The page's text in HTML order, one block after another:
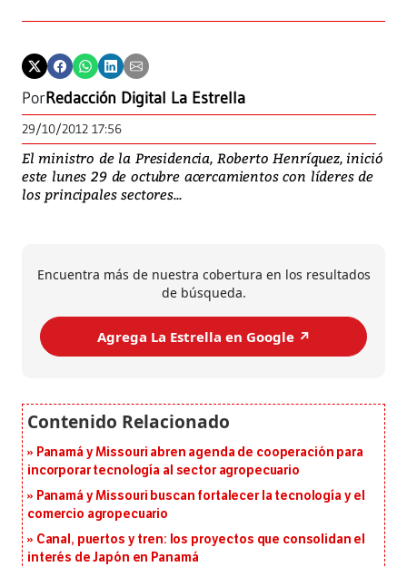
PorRedacción Digital La Estrella
29/10/2012 17:56
El ministro de la Presidencia, Roberto Henríquez, inició
este lunes 29 de octubre acercamientos con líderes de
los principales sectores...
Encuentra más de nuestra cobertura en los resultados
de búsqueda.
Agrega La Estrella en Google ↗️
Panamá y Missouri abren agenda de cooperación para
incorporar tecnología al sector agropecuario
Panamá y Missouri buscan fortalecer la tecnología y el
comercio agropecuario
Canal, puertos y tren: los proyectos que consolidan el
interés de Japón en Panamá